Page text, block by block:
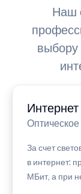
Наш
За счет
в интернет:
МБит, а при